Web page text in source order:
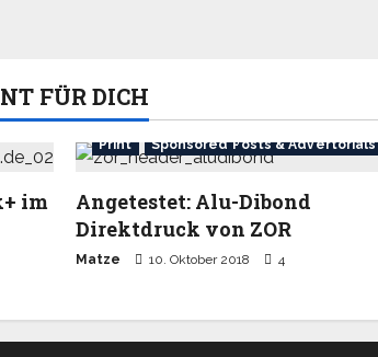
FÜR DICH
im
Print Sponsored Posts & Advertorials
Angetestet: Alu-Dibond
Direktdruck von ZOR
Matze 10. Oktober 2018 4